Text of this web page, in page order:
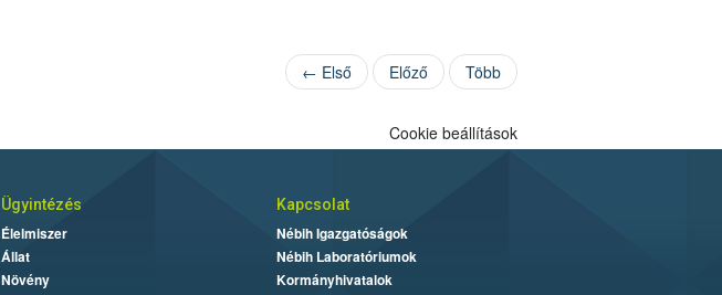
← Első Előző Több
Cookie beállítások
Ügyintézés
Élelmiszer
Állat
Növény
Kapcsolat
Nébih Igazgatóságok
Nébih Laboratóriumok
Kormányhivatalok